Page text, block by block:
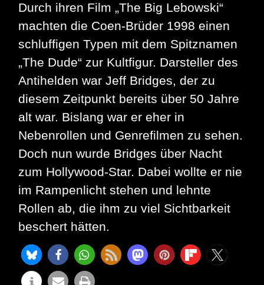
Durch ihren Film „The Big Lebowski“
machten die Coen-Brüder 1998 einen
schluffigen Typen mit dem Spitznamen
„The Dude“ zur Kultfigur. Darsteller des
Antihelden war Jeff Bridges, der zu
diesem Zeitpunkt bereits über 50 Jahre
alt war. Bislang war er eher in
Nebenrollen und Genrefilmen zu sehen.
Doch nun wurde Bridges über Nacht
zum Hollywood-Star. Dabei wollte er nie
im Rampenlicht stehen und lehnte
Rollen ab, die ihm zu viel Sichtbarkeit
beschert hätten.